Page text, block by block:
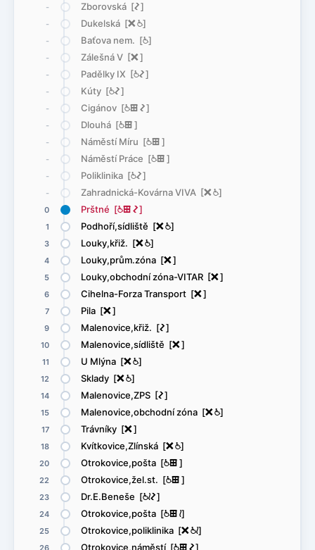
- Zborovská [ó]
- Dukelská [ë@]
- Baťova nem. [@]
- Zálešná V [ë]
- Padělky IX [@ó]
- Kúty [@ó]
- Cigánov [@æó]
- Dlouhá [@æ]
- Náměstí Míru [@æ]
- Náměstí Práce [@æ]
- Poliklinika [@ó]
- Zahradnická-Kovárna VIVA [ë@]
0 Prštné [@æó]
1 Podhoří,sídliště [ë@]
3 Louky,křiž. [ë@]
4 Louky,prům.zóna [ë]
5 Louky,obchodní zóna-VITAR [ë]
6 Cihelna-Forza Transport [ë]
7 Pila [ë]
9 Malenovice,křiž. [ó]
10 Malenovice,sídliště [ë]
11 U Mlýna [ë@]
12 Sklady [ë@]
14 Malenovice,ZPS [ó]
15 Malenovice,obchodní zóna [ë@]
17 Trávníky [ë]
18 Kvítkovice,Zlínská [ë@]
20 Otrokovice,pošta [@æ]
22 Otrokovice,žel.st. [@æ]
23 Dr.E.Beneše [@<ó]
24 Otrokovice,pošta [@æ<]
25 Otrokovice,poliklinika [ë@<]
26 Otrokovice,náměstí [ ]